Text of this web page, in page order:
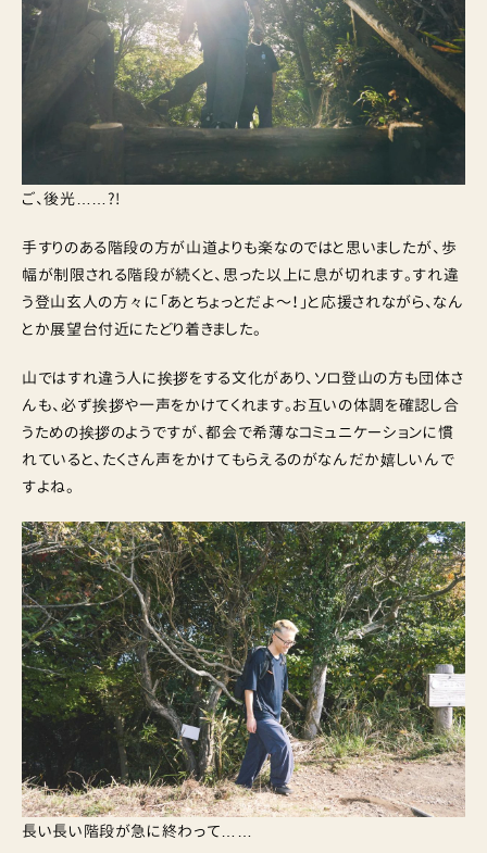
ご、後光……?!
手すりのある階段の方が山道よりも楽なのではと思いましたが、歩
幅が制限される階段が続くと、思った以上に息が切れます。すれ違
う登山玄人の方々に「あとちょっとだよ〜！」と応援されながら、なん
とか展望台付近にたどり着きました。
山ではすれ違う人に挨拶をする文化があり、ソロ登山の方も団体さ
んも、必ず挨拶や一声をかけてくれます。お互いの体調を確認し合
うための挨拶のようですが、都会で希薄なコミュニケーションに慣
れていると、たくさん声をかけてもらえるのがなんだか嬉しいんで
すよね。
長い長い階段が急に終わって……